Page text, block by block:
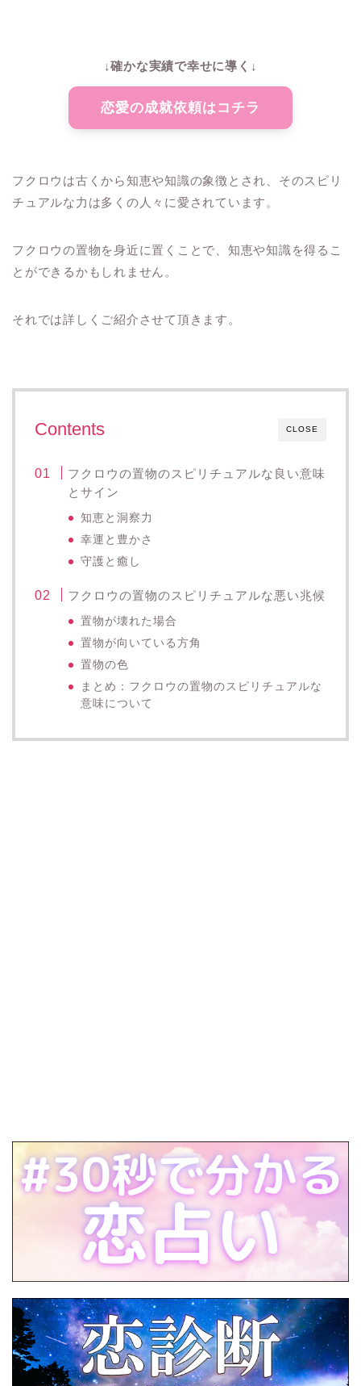
↓確かな実績で幸せに導く↓
恋愛の成就依頼はコチラ
フクロウは古くから知恵や知識の象徴とされ、そのスピリ
チュアルな力は多くの人々に愛されています。
フクロウの置物を身近に置くことで、知恵や知識を得るこ
とができるかもしれません。
それでは詳しくご紹介させて頂きます。
CLOSE
Contents
フクロウの置物のスピリチュアルな良い意味
とサイン
知恵と洞察力
幸運と豊かさ
守護と癒し
フクロウの置物のスピリチュアルな悪い兆候
置物が壊れた場合
置物が向いている方角
置物の色
まとめ：フクロウの置物のスピリチュアルな
意味について